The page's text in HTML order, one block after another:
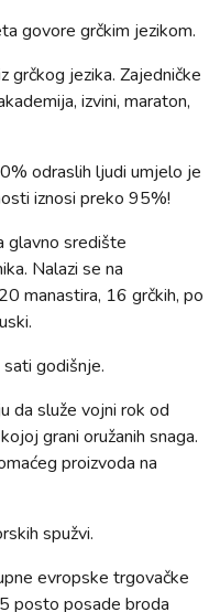
govore grčkim jezikom.
grčkog jezika. Zajedničke
izvini, maraton,
odraslih ljudi umjelo je
iznosi preko 95%!
glavno središte
Nalazi se na
manastira, 16 grčkih, po
godišnje.
da služe vojni rok od
grani oružanih snaga.
proizvoda na
spužvi.
evropske trgovačke
posto posade broda